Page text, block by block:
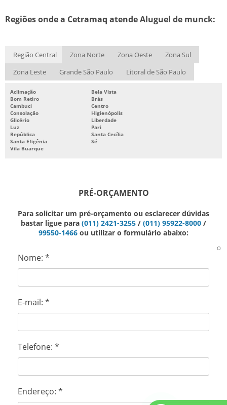
MUDANÇA INDUSTRIAL
REMOÇÃO INDUSTRIAL
TRANSPORTADORA DE CARGAS PESADAS
TRANSPORTADORA DE EQUIPAMENTOS PESADOS
TRANSPORTE DE CARGAS PESADAS
TRANSPORTE DE EQUIPAMENTOS PESADOS
TRANSPORTE DE MÁQUINAS
TRANSPORTE DE MÁQUINAS E EQUIPAMENTOS
TRANSPORTE DE MÁQUINAS INDUSTRIAIS
TRANSPORTE DE MÁQUINAS PESADAS
TRANSPORTES PESADOS ESPECIAIS
TRANSPORTADORA DE MÁQUINAS PESADAS
TRANSPORTE DE CARGA PESADA TERRESTRE
Regiões onde a Cetramaq atende Aluguel de munck:
Região Central Zona Norte Zona Oeste
Zona Sul
Zona Leste
Grande São Paulo Litoral de São Paulo
Aclimação
Bela Vista
Bom Retiro
Brás
Cambuci
Centro
Consolação
Higienópolis
Glicério
Liberdade
Luz
Pari
República
Santa Cecília
Santa Efigênia
Sé
Vila Buarque
PRÉ-ORÇAMENTO
Para solicitar um pré-orçamento ou esclarecer dúvidas
bastar ligue para (011) 2421-3255 / (011) 95922-8000 /
99550-1466 ou utilizar o formulário abaixo:
Nome: *
E-mail: *
Telefone: *
Endereço: *
O